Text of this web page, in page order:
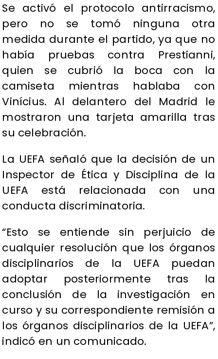
Se activó el protocolo antirracismo,
pero no se tomó ninguna otra
medida durante el partido, ya que no
había pruebas contra Prestianni,
quien se cubrió la boca con la
camiseta mientras hablaba con
Vinícius. Al delantero del Madrid le
mostraron una tarjeta amarilla tras
su celebración.
La UEFA señaló que la decisión de un
Inspector de Ética y Disciplina de la
UEFA está relacionada con una
conducta discriminatoria.
“Esto se entiende sin perjuicio de
cualquier resolución que los órganos
disciplinarios de la UEFA puedan
adoptar posteriormente tras la
conclusión de la investigación en
curso y su correspondiente remisión a
los órganos disciplinarios de la UEFA”,
indicó en un comunicado.